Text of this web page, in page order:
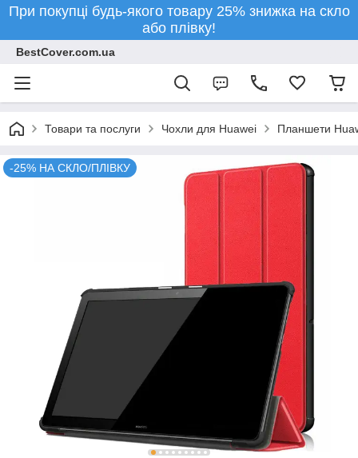
При покупці будь-якого товару 25% знижка на скло
або плівку!
BestCover.com.ua
Товари та послуги Чохли для Huawei Планшети
-25% НА СКЛО/ПЛІВКУ